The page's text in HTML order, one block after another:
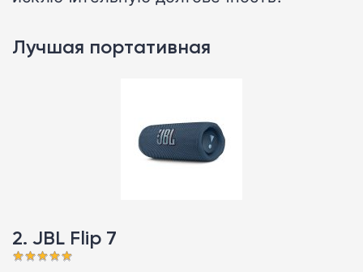
Лучшая портативная
2. JBL Flip 7